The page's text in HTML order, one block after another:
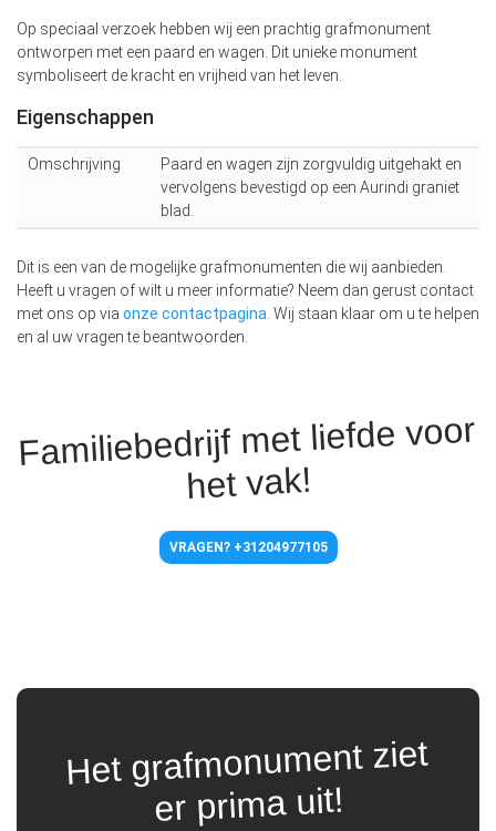
Op speciaal verzoek hebben wij een prachtig grafmonument
ontworpen met een paard en wagen. Dit unieke monument
symboliseert de kracht en vrijheid van het leven.
Eigenschappen
Omschrijving
Paard en wagen zijn zorgvuldig uitgehakt en
vervolgens bevestigd op een Aurindi graniet
blad.
Dit is een van de mogelijke grafmonumenten die wij aanbieden.
Heeft u vragen of wilt u meer informatie? Neem dan gerust contact
met ons op via onze contactpagina . Wij staan klaar om u te helpen
en al uw vragen te beantwoorden.
Familiebedrijf met liefde voor
het vak!
VRAGEN? +31204977105
Het grafmonument ziet
er prima uit!